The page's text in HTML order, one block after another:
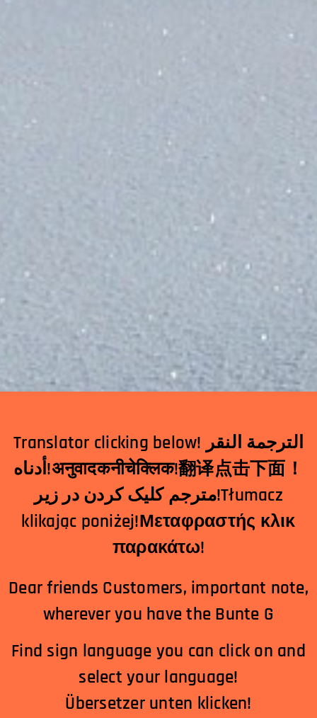
Translator clicking below! الترجمة النقر
أدناه!अनुवादकनीचेक्लिक!翻译点击下面！
مترجم کلیک کردن در زیر!Tłumacz
klikając poniżej!Μεταφραστής κλικ
παρακάτω!
Dear friends Customers, important note,
wherever you have the Bunte G
Find sign language you can click on and
select your language!
Übersetzer unten klicken!